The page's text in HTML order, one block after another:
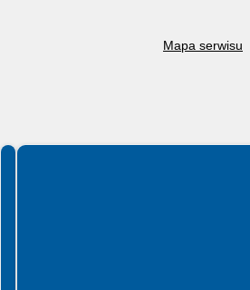
Mapa serwisu
Spełniamy standardy WCAG 2.2
Spełniamy standardy W3C